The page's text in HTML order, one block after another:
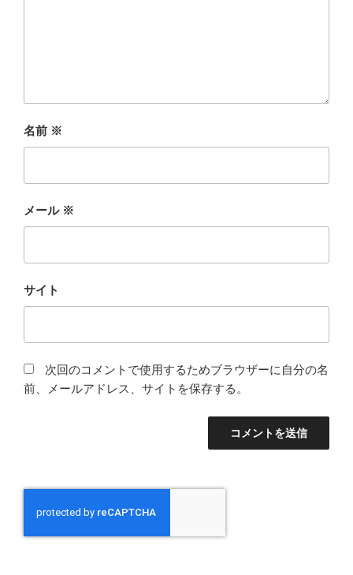
名前 ※
メール ※
サイト
次回のコメントで使用するためブラウザーに自分の名
前、メールアドレス、サイトを保存する。